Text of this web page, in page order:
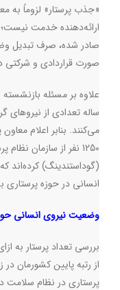
«جذب پرستار» لزوماً به
ارائه‌دهنده خدمت
صادر شده، صرف تبدیل
صورت قراردادی و شرکتی
علاوه بر مسئله
ساله تعدادی از نیروهای
1250 نفر از سازمان
(گوداستندینگ) کرده‌اند
انسانی در حوزه پرستاری
وضعیت نیروی انسانی
بررسی تعداد پرستار به
از رتبه پایین کشورمان
پرستاری در نظام سلامت